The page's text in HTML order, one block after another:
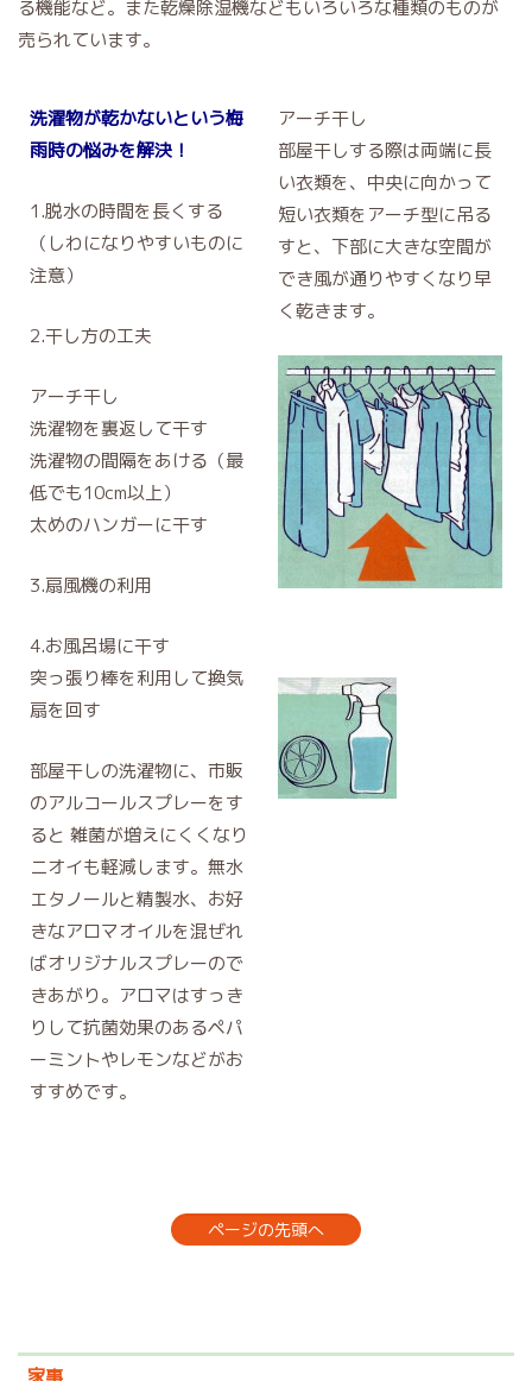
る機能など。また乾燥除湿機などもいろいろな種類のものが
売られています。
洗濯物が乾かないという梅
雨時の悩みを解決！
1.脱水の時間を長くする
（しわになりやすいものに
注意）
2.干し方の工夫
アーチ干し
洗濯物を裏返して干す
洗濯物の間隔をあける（最
低でも10cm以上）
太めのハンガーに干す
3.扇風機の利用
4.お風呂場に干す
突っ張り棒を利用して換気
扇を回す
部屋干しの洗濯物に、市販
のアルコールスプレーをす
ると 雑菌が増えにくくなり
ニオイも軽減します。無水
エタノールと精製水、お好
きなアロマオイルを混ぜれ
ばオリジナルスプレーので
きあがり。アロマはすっき
りして抗菌効果のあるペパ
ーミントやレモンなどがお
すすめです。
アーチ干し
部屋干しする際は両端に長
い衣類を、中央に向かって
短い衣類をアーチ型に吊る
すと、下部に大きな空間が
でき風が通りやすくなり早
く乾きます。
ページの先頭へ